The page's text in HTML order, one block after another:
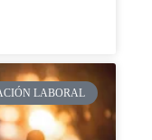
LABORAL